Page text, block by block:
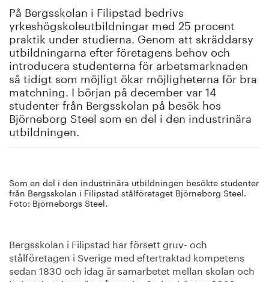
Vi tycker
Publicerat
Bildbank
Om oss
På Bergsskolan i Filipstad bedrivs
yrkeshögskoleutbildningar med 25 procent
praktik under studierna. Genom att skräddarsy
utbildningarna efter företagens behov och
introducera studenterna för arbetsmarknaden
så tidigt som möjligt ökar möjligheterna för bra
matchning. I början på december var 14
studenter från Bergsskolan på besök hos
Björneborg Steel som en del i den industrinära
utbildningen.
Som en del i den industrinära utbildningen besökte studenter
från Bergsskolan i Filipstad stålföretaget Björneborg Steel.
Foto: Björneborgs Steel.
Bergsskolan i Filipstad har försett gruv- och
stålföretagen i Sverige med eftertraktad kompetens
sedan 1830 och idag är samarbetet mellan skolan och